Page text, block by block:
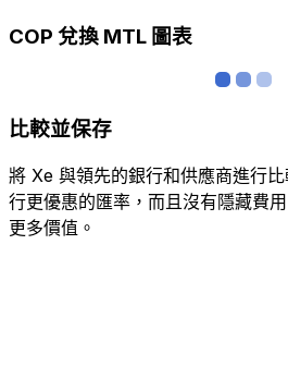
COP 兌換 MTL 圖表
比較並保存
將 Xe 與領先的銀行和供應商進行
行更優惠的匯率，而且沒有隱藏費
更多價值。